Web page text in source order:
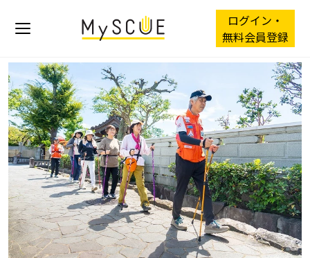
ログイン・
無料会員登録